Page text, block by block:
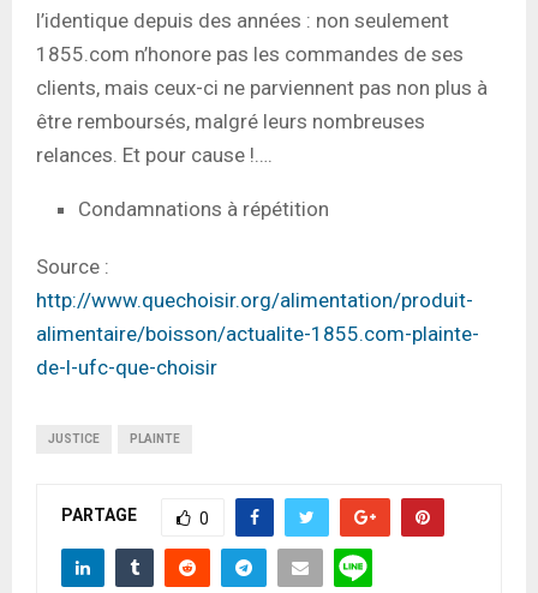
l’identique depuis des années : non seulement
1855.com n’honore pas les commandes de ses
clients, mais ceux-ci ne parviennent pas non plus à
être remboursés, malgré leurs nombreuses
relances. Et pour cause !….
Condamnations à répétition
Source :
http://www.quechoisir.org/alimentation/produit-
alimentaire/boisson/actualite-1855.com-plainte-
de-l-ufc-que-choisir
JUSTICE PLAINTE
PARTAGE 0